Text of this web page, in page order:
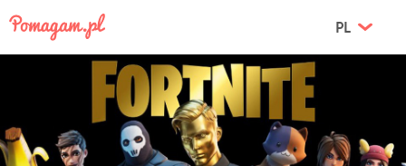
PL